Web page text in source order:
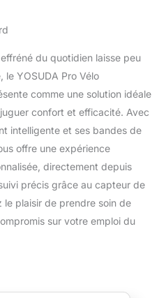
du quotidien laisse peu
le YOSUDA Pro Vélo
comme une solution idéale
confort et efficacité. Avec
intelligente et ses bandes de
offre une expérience
directement depuis
précis grâce au capteur de
plaisir de prendre soin de
sur votre emploi du